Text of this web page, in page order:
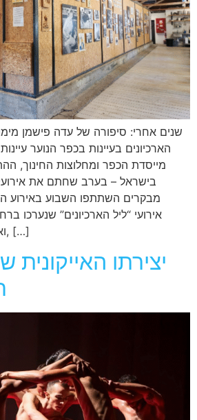
הארכיונים בעיינות בכפר הנוער
מייסדת הכפר ומחלוצות החינוך,
בישראל – בערב שחתם את אירועי
מבקרים השתתפו השבוע באירוע
אירועי “ליל הארכיונים” שנערכו
וארכיון כפר הנוער עיינות, […]
יצירתו האייקונית